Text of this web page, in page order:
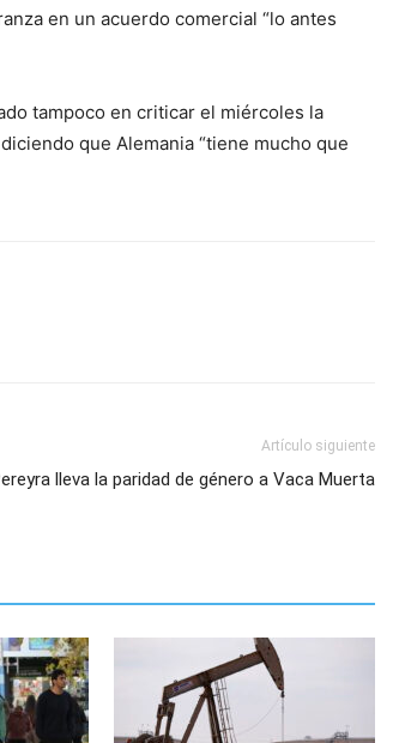
en un acuerdo comercial “lo antes
tampoco en criticar el miércoles la
que Alemania “tiene mucho que
Artículo siguiente
lleva la paridad de género a Vaca Muerta